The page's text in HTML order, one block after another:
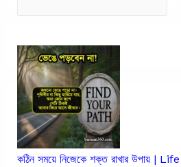
কঠিন সময়ে নিজেকে শক্ত রাখার উপায় |